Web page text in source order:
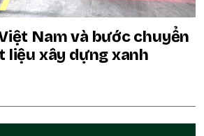
Nam và bước chuyển
liệu xây dựng xanh